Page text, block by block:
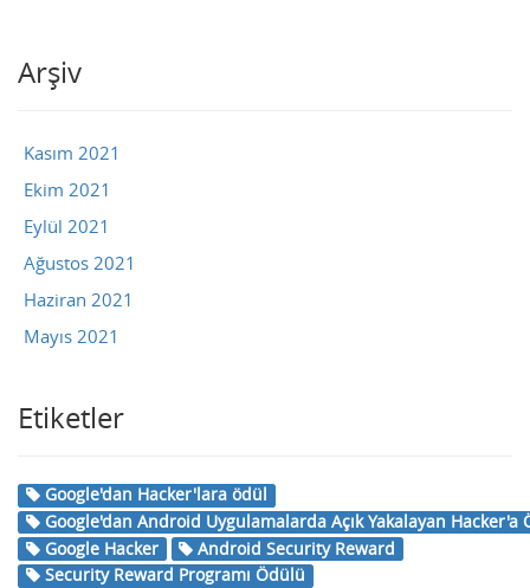
Arşiv
Kasım 2021
Ekim 2021
Eylül 2021
Ağustos 2021
Haziran 2021
Mayıs 2021
Etiketler
Google'dan Hacker'lara ödül
Google'dan Android Uygulamalarda Açık Yakalayan Hacker'a
Google Hacker
Android Security Reward
Security Reward Programı Ödülü